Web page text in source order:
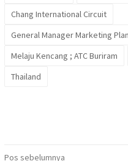
Chang International Circuit
General Manager Marketing
Melaju Kencang ; ATC Buriram
Thailand
Pos sebelumnya